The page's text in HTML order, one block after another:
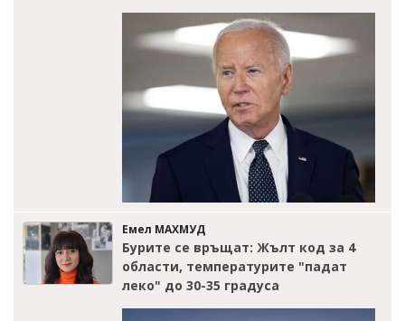
Емел МАХМУД
Бурите се връщат: Жълт код за 4
области, температурите "падат
леко" до 30-35 градуса